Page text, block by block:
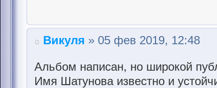
Викуля » 05 фев 2019, 12:48
Альбом написан, но широкой
Имя Шатунова известно и